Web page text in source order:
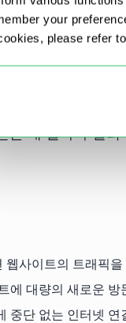
your
please refer
량이 많을수록 할
지 개별적인 것인
는 데 얼마나 걸리
웹사이트의 트래픽
에 대량의 새로운
중단 없는 인터넷